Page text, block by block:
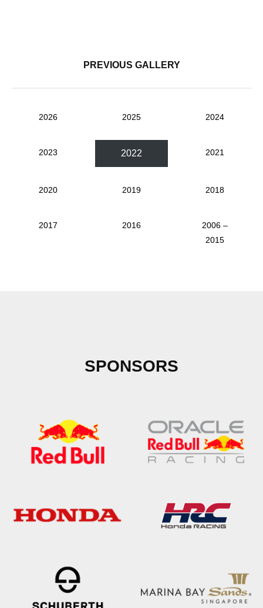
PREVIOUS GALLERY
2026 2025 2024
2023 2022 2021
2020 2019 2018
2017 2016
2006 –
2015
SPONSORS